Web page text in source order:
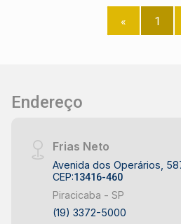
« 1
Endereço
Frias Neto
Avenida dos Operários,
CEP:13416-460
Piracicaba - SP
(19) 3372-5000